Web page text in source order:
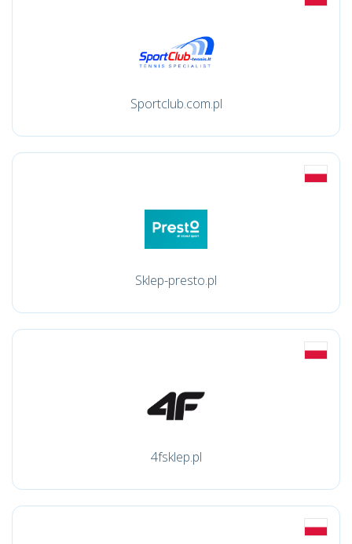
Sportclub.com.pl
Sklep-presto.pl
4fsklep.pl